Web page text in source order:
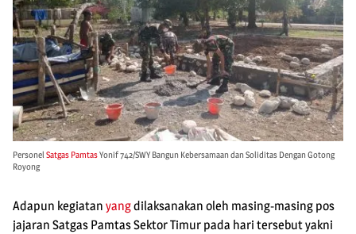
Personel Satgas PamtasYonif 742/SWY Bangun Kebersamaan dan Soliditas Dengan Gotong
Royong
Adapun kegiatan yangdilaksanakan oleh masing-masing pos
jajaran Satgas Pamtas Sektor Timur pada hari tersebut yakni